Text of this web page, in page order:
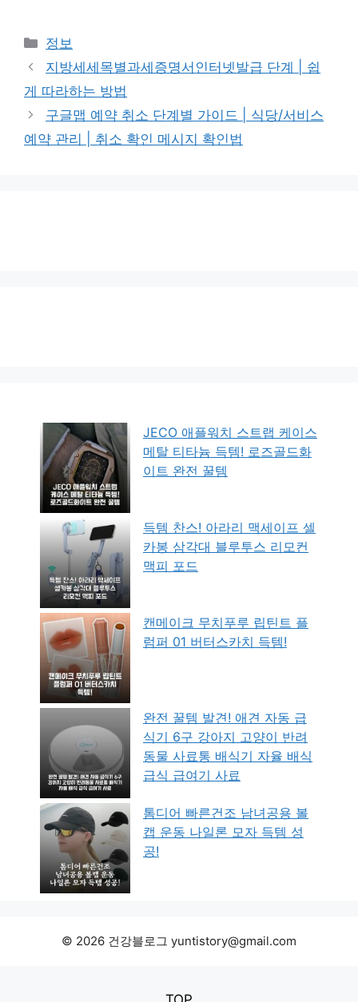
카
테
고
리
정보
지방세세목별과세증명서인터넷발급 단계 | 쉽
게 따라하는 방법
구글맵 예약 취소 단계별 가이드 | 식당/서비스
예약 관리 | 취소 확인 메시지 확인법
JECO 애플워치 스트랩 케이스
메탈 티타늄 득템! 로즈골드화
이트 완전 꿀템
득템 찬스! 아라리 맥세이프 셀
카봉 삼각대 블루투스 리모컨
맥피 포드
캔메이크 무치푸루 립틴트 플
럼퍼 01 버터스카치 득템!
완전 꿀템 발견! 애견 자동 급
식기 6구 강아지 고양이 반려
동물 사료통 배식기 자율 배식
급식 급여기 사료
톰디어 빠른건조 남녀공용 볼
캡 운동 나일론 모자 득템 성
공!
© 2026 건강블로그 yuntistory@gmail.com